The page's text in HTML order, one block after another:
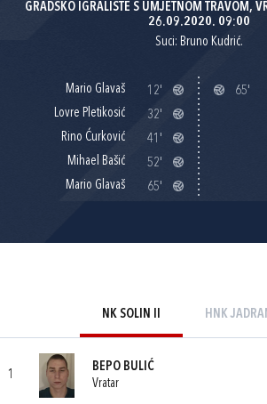
GRADSKO IGRALIŠTE S UMJETNOM TRAVOM,
26.09.2020. 09:00
Suci: Bruno Kudrić.
Mario Glavaš
12'
Lovre Pletikosić
32'
Rino Ćurković
41'
Mihael Bašić
52'
Mario Glavaš
65'
65'
NK SOLIN II HNK
1
BEPO BULIĆ
Vratar